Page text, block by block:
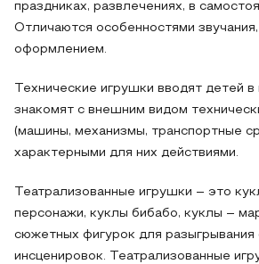
праздниках, развлечениях, в
Отличаются особенностями
оформлением.
Технические игрушки вводят детей в
знакомят с внешним видом
(машины, механизмы, транспортные
характерными для них действиями.
Театрализованные игрушки – это
персонажи, куклы бибабо, куклы –
сюжетных фигурок для разыгрывания
инсценировок. Театрализованные